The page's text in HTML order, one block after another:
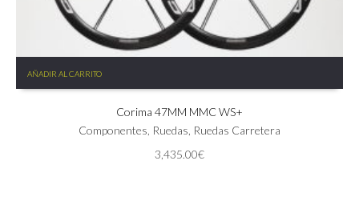
AÑADIR AL CARRITO
Corima 47MM MMC WS+
Componentes Ruedas Ruedas Carretera
3,435.00€